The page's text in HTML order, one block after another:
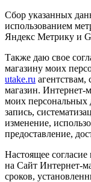
Сбор указанных
использованием
Яндекс Метрику и
Также даю свое
магазину моих
utake.ru агентствам,
магазин. Интернет-
моих
запись,
изменение,
предоставление,
Настоящее согласие
на Сайт Интернет-
сроков,